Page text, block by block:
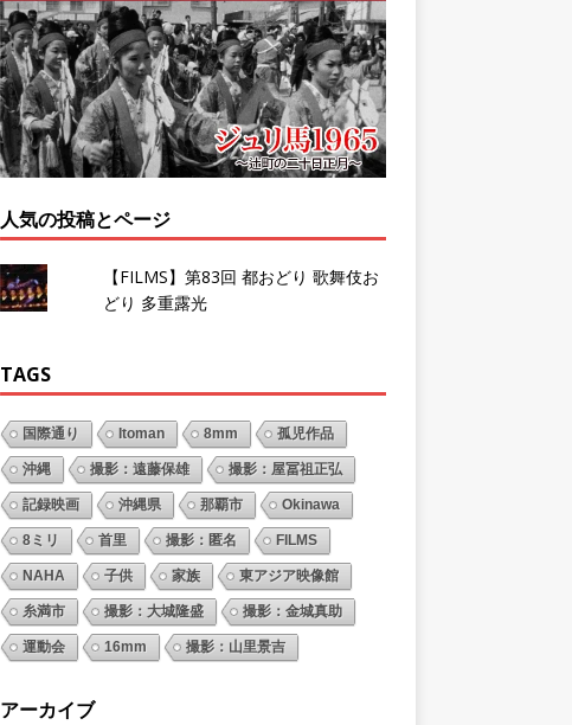
人気の投稿とページ
【FILMS】第83回 都おどり 歌舞伎お
どり 多重露光
TAGS
国際通り Itoman 8mm 孤児作品
沖縄 撮影：遠藤保雄 撮影：屋冨祖正弘
記録映画 沖縄県 那覇市 Okinawa
8ミリ 首里 撮影：匿名 FILMS
NAHA 子供 家族 東アジア映像館
糸満市 撮影：大城隆盛 撮影：金城真助
運動会 16mm 撮影：山里景吉
アーカイブ